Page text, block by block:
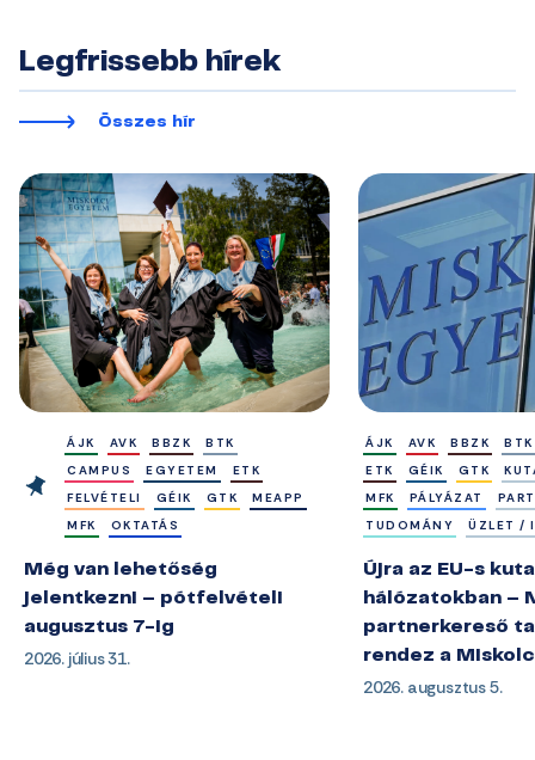
Legfrissebb hírek
Összes hír
ÁJK AVK BBZK
BTK
CAMPUS
EGYETEM
ETK
FELVÉTELI
GÉIK GTK
MEAPP
MFK
OKTATÁS
Még van lehetőség
jelentkezni – pótfelvételi
augusztus 7-ig
2026. július 31.
ÁJK AVK BBZK
BTK
ETK
GÉIK GTK
MFK
PÁLYÁZAT
TUDOMÁNY
ÜZLET /
Újra az EU-s
hálózatokban –
partnerkereső
rendez a
2026. augusztus 5.